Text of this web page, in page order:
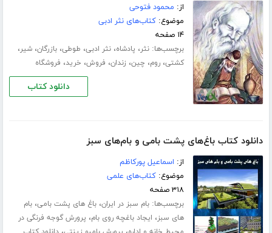
از: محمود فتوحی
موضوع:کتاب‌های نثر ادبی
۱۴ صفحه
برچسب‌ها:نثر، پادشاه،نثر ادبی، طوطی،بازرگان،شیر،
کشتی،روم، چین، زندان، فروش، خرید، فروشگاه
دانلود کتاب
دانلود کتاب باغ‌های پشت بامی و بام‌های سبز
از: اسماعیل پورکاظم
موضوع:کتاب‌های علمی
۳۱۸ صفحه
برچسب‌ها:بام سبز در ایران،باغ های پشت بامی،بام
های سبز، ایجاد باغچه روی بام، پرورش گوجه فرنگی در